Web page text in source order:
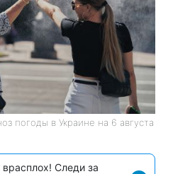
погоды в Украине на 6 августа
врасплох! Следи за